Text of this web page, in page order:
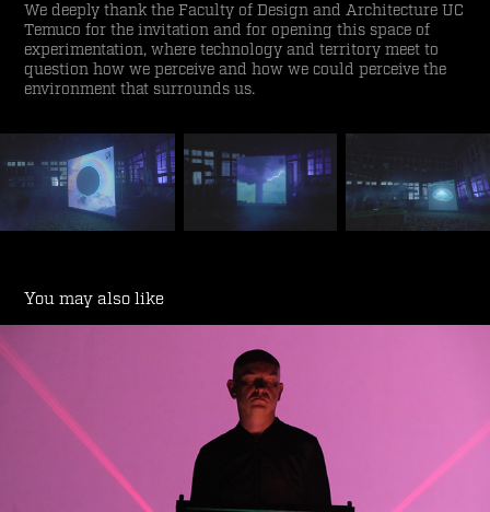
We deeply thank the Faculty of Design and Architecture UC
Temuco for the invitation and for opening this space of
experimentation, where technology and territory meet to
question how we perceive and how we could perceive the
environment that surrounds us.
You may also like